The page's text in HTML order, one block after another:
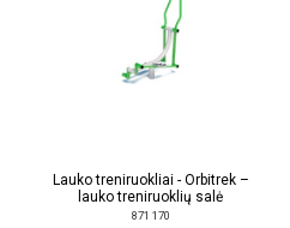
Lauko treniruokliai - Orbitrek –
lauko treniruoklių salė
871 170